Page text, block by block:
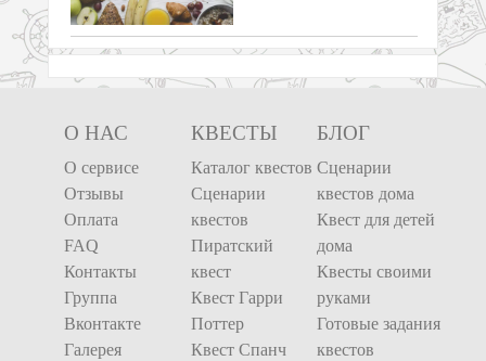
О НАС
О сервисе
Отзывы
Оплата
FAQ
Контакты
Группа
Вконтакте
Галерея
КВЕСТЫ
Каталог квестов
Сценарии
квестов
Пиратский
квест
Квест Гарри
Поттер
Квест Спанч
БЛОГ
Сценарии
квестов дома
Квест для детей
дома
Квесты своими
руками
Готовые задания
квестов